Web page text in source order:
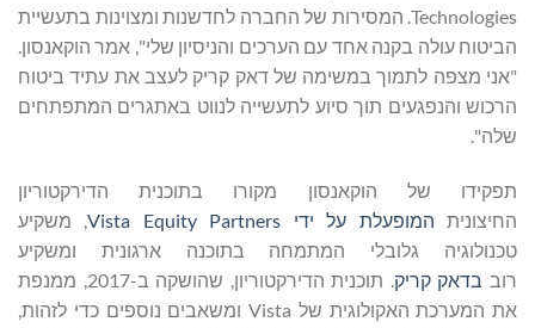
Technologies. המסירות של החברה לחדשנות ומצוינות בתעשיית
הביטוח עולה בקנה אחד עם הערכים והניסיון שלי", אמר הוקאנסון.
"אני מצפה לתמוך במשימה של דאק קריק לעצב את עתיד ביטוח
הרכוש והנפגעים תוך סיוע לתעשייה לנווט באתגרים המתפתחים
שלה".
תפקידו של הוקאנסון מקורו בתוכנית הדירקטוריון
החיצונית המופעלת על ידי Vista Equity Partners
, משקיע
טכנולוגיה גלובלי המתמחה בתוכנה ארגונית ומשקיע
רוב בדאק קריק
. תוכנית הדירקטוריון, שהושקה ב-2017, ממנפת
את המערכת האקולוגית של Vista ומשאבים נוספים כדי לזהות,